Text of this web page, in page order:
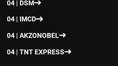
04 | DSM
04 | IMCD
04 | AKZONOBEL
04 | TNT EXPRESS